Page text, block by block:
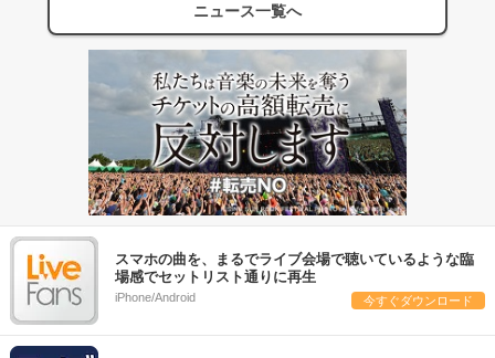
ニュース一覧へ
スマホの曲を、まるでライブ会場で聴いているような臨
場感でセットリスト通りに再生
iPhone/Android 今すぐダウンロード